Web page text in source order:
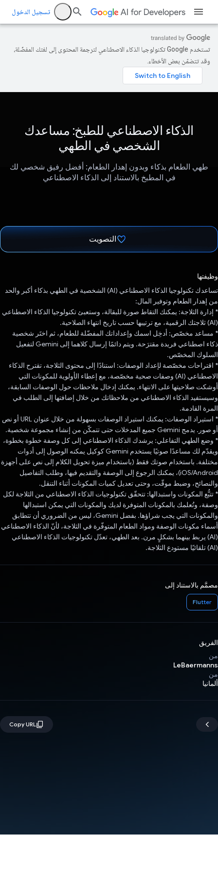
تسجيل الدخول
تستخدم Google تكنولوجيا الذكاء الاصطناعي لترجمة المحتوى إلى لغتك المفضّلة،
وقد تتضمّن بعض الأخطاء.
الذكاء الاصطناعي للطبخ: مساعدك
الشخصي في الطهي
طهي الطعام بذكاء وبدون إهدار الطعام: أفضل رفيق شخصي لك
في المطبخ بالاستناد إلى الذكاء الاصطناعي
التصويت
وظيفتها
تساعدك تكنولوجيا الذكاء الاصطناعي (AI) الشخصية في الطهي بذكاء أكبر والحد
من إهدار الطعام وتوفير المال:
* إدارة الثلاجة: يمكنك التقاط صورة للبقالة، وستعبئ تكنولوجيا الذكاء الاصطناعي
(AI) ثلاجتك الرقمية، مع ترتيبها حسب تاريخ انتهاء الصلاحية.
* مساعد مخصّص: أدخِل اسمك وإعداداتك المفضّلة للطعام، ثم اختَر شخصية
ذكاء اصطناعي فريدة مقترَحة. ويتم دائمًا إرسال كلاهما إلى Gemini لتفعيل
السلوك المخصّص.
* اقتراحات مخصّصة لإعداد الوصفات: استنادًا إلى محتوى الثلاجة، تقترح الذكاء
الاصطناعي (AI) وصفات صحية مخصّصة، مع إعطاء الأولوية للمكونات التي
أوشكت صلاحيتها على الانتهاء. يمكنك إدخال ملاحظات حول الوصفات السابقة،
وسيستفيد الذكاء الاصطناعي من ملاحظاتك من خلال إضافتها إلى الطلب في
المرة القادمة.
* استيراد الوصفات: يمكنك استيراد الوصفات بسهولة من خلال عنوان URL أو نص
أو صور. يدمج Gemini جميع المدخلات حتى تتمكّن من إنشاء مجموعة شخصية.
* وضع الطهي التفاعلي: يرشدك الذكاء الاصطناعي إلى كل وصفة خطوة بخطوة،
ويقدّم لك مساعدًا صوتيًا يستخدم Gemini كوكيل يمكنه الوصول إلى أدوات
مختلفة. باستخدام صوتك فقط (باستخدام ميزة تحويل الكلام إلى نص على أجهزة
iOS/Android)، يمكنك الرجوع إلى الوصفة والتقديم فيها، وطلب التفاصيل
والنصائح، وضبط موقّت، وحتى تعديل كميات المكونات أثناء التنقل.
* تتبُّع المكونات واستبدالها: تتحقّق تكنولوجيات الذكاء الاصطناعي من الثلاجة لكل
وصفة، وتُعلمك بالمكونات المتوفرة لديك والمكونات التي يمكن استبدالها
والمكونات التي يجب شراؤها. بفضل Gemini، ليس من الضروري أن تتطابق
أسماء مكونات الوصفة ومواد الطعام المتوفّرة في الثلاجة، لأنّ الذكاء الاصطناعي
(AI) يربط بينهما بشكلٍ مرن. بعد الطهي، تعدّل تكنولوجيات الذكاء الاصطناعي
(AI) تلقائيًا مستودع الثلاجة.
مصمَّم بالاستناد إلى
Flutter
الفريق
من
LeBaermanns
من
ألمانيا